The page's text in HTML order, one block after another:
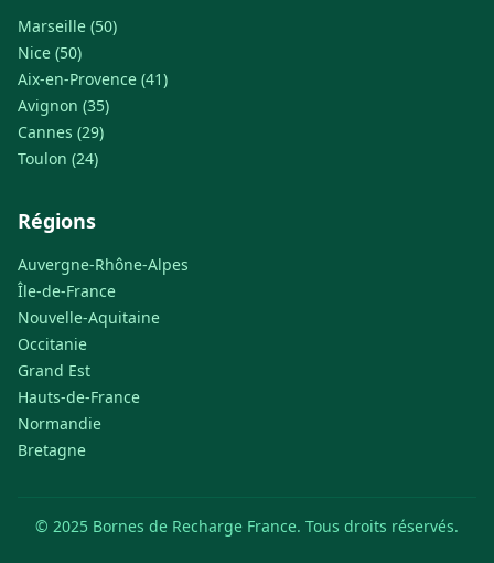
Marseille (50)
Nice (50)
Aix-en-Provence (41)
Avignon (35)
Cannes (29)
Toulon (24)
Régions
Auvergne-Rhône-Alpes
Île-de-France
Nouvelle-Aquitaine
Occitanie
Grand Est
Hauts-de-France
Normandie
Bretagne
© 2025 Bornes de Recharge France. Tous droits réservés.